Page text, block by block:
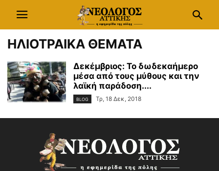
ΗΛΙΟΤΡΑΙΚΑ ΘΕΜΑΤΑ
Δεκέμβριος: Το δωδεκαήμερο
μέσα από τους μύθους και την
λαϊκή παράδοση....
BLOG Τρ, 18 Δεκ, 2018